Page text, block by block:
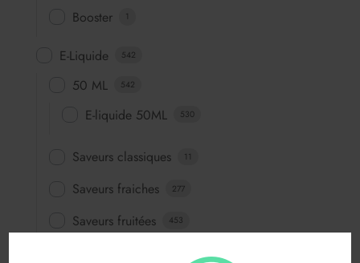
Booster 1
E-Liquide 542
50 ML 542
E-liquide 50ML 530
Saveurs classiques 11
Saveurs fraiches 277
Saveurs fruitées 453